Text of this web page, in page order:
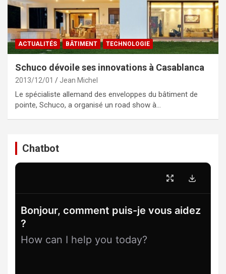
ACTUALITÉS BÂTIMENT TECHNOLOGIE
Schuco dévoile ses innovations à Casablanca
2013/12/01 Jean Michel
Le spécialiste allemand des enveloppes du bâtiment de
pointe, Schuco, a organisé un road show à…
Chatbot
Bonjour, comment puis-je vous aidez
?
How can I help you today?